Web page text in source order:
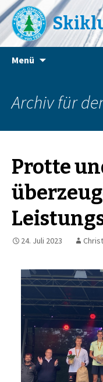
Menü
Archiv für
Protte
24. Juli 2023